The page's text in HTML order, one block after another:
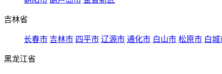
吉林省
长春市 吉林市 四平市 辽源市 通化市 白山市 松原市 白城
黑龙江省